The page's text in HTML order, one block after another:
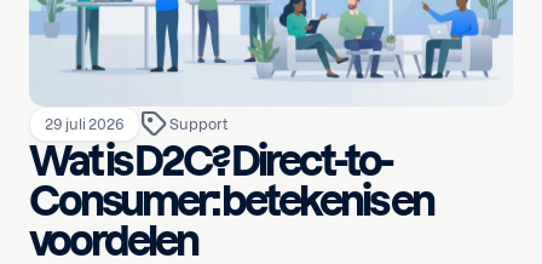
29 juli 2026 Support
Wat is D2C? Direct-to-
Consumer: betekenis en
voordelen